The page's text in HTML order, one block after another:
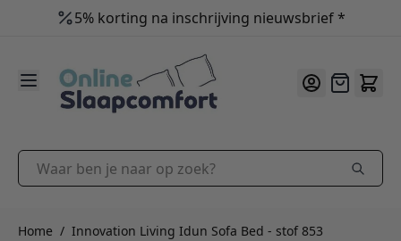
5% korting na inschrijving nieuwsbrief *
9.2 /10
Offerte
Waar ben je naar op zoek?
Home / Innovation Living Idun Sofa Bed - stof 853